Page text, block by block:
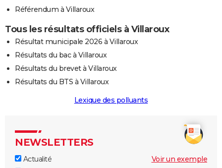
Référendum à Villaroux
Tous les résultats officiels à Villaroux
Résultat municipale 2026 à Villaroux
Résultats du bac à Villaroux
Résultats du brevet à Villaroux
Résultats du BTS à Villaroux
Lexique des polluants
NEWSLETTERS
Actualité
Voir un exemple